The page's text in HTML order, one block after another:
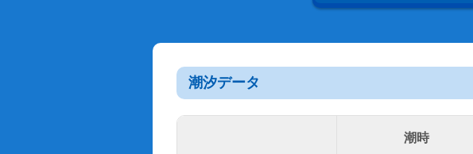
潮汐データ
潮時